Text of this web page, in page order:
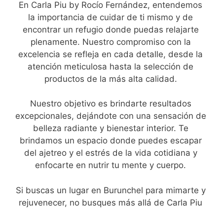
En Carla Piu by Rocío Fernández, entendemos
la importancia de cuidar de ti mismo y de
encontrar un refugio donde puedas relajarte
plenamente. Nuestro compromiso con la
excelencia se refleja en cada detalle, desde la
atención meticulosa hasta la selección de
productos de la más alta calidad.
Nuestro objetivo es brindarte resultados
excepcionales, dejándote con una sensación de
belleza radiante y bienestar interior. Te
brindamos un espacio donde puedes escapar
del ajetreo y el estrés de la vida cotidiana y
enfocarte en nutrir tu mente y cuerpo.
Si buscas un lugar en Burunchel para mimarte y
rejuvenecer, no busques más allá de Carla Piu